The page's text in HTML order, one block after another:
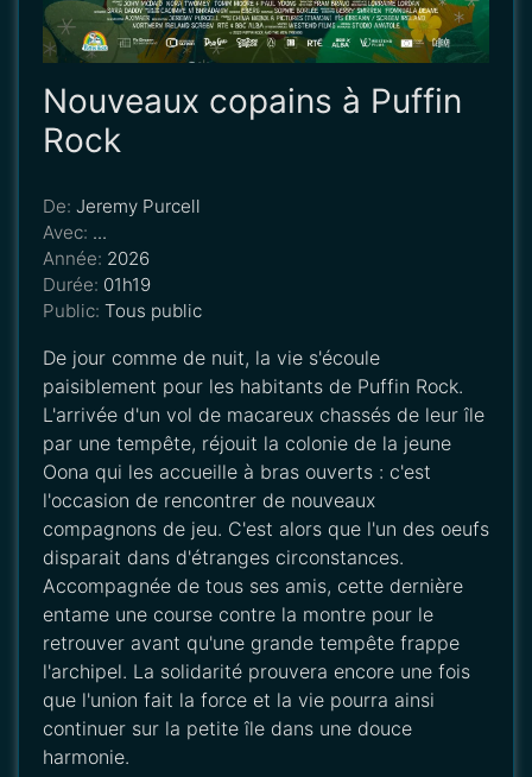
Nouveaux copains à Puffin
Rock
De: Jeremy Purcell
Avec: ...
Année: 2026
Durée: 01h19
Public: Tous public
De jour comme de nuit, la vie s'écoule
paisiblement pour les habitants de Puffin Rock.
L'arrivée d'un vol de macareux chassés de leur île
par une tempête, réjouit la colonie de la jeune
Oona qui les accueille à bras ouverts : c'est
l'occasion de rencontrer de nouveaux
compagnons de jeu. C'est alors que l'un des oeufs
disparait dans d'étranges circonstances.
Accompagnée de tous ses amis, cette dernière
entame une course contre la montre pour le
retrouver avant qu'une grande tempête frappe
l'archipel. La solidarité prouvera encore une fois
que l'union fait la force et la vie pourra ainsi
continuer sur la petite île dans une douce
harmonie.